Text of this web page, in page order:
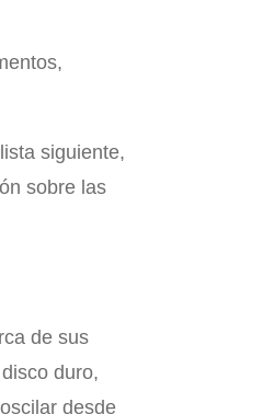
siguiente,
sobre las
de sus
duro,
desde